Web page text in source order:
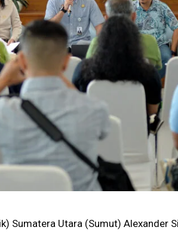
Sumatera Utara (Sumut) Alexander